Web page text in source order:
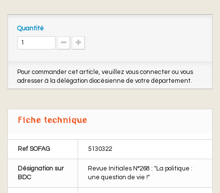
Quantité
Pour commander cet article, veuillez vous connecter ou vous
adresser à la délégation diocésienne de votre département.
Fiche technique
Ref SOFAG 5130322
Désignation sur
BDC
Revue Initiales N°268 : "La politique :
une question de vie !"